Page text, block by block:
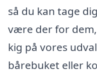
så du kan tage
være der for
kig på vores
bårebuket eller